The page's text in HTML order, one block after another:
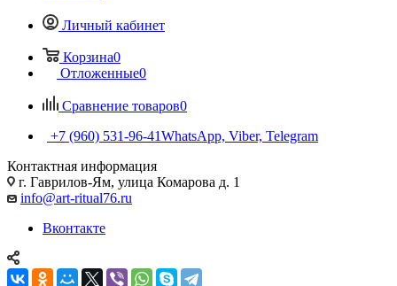
Личный кабинет
Корзина0
Отложенные0
Сравнение товаров0
+7 (960) 531-96-41WhatsApp, Viber, Telegram
Контактная информация
г. Гаврилов-Ям, улица Комарова д. 1
info@art-ritual76.ru
Вконтакте